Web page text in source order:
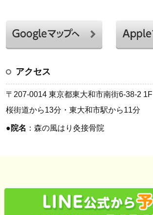
アクセス
〒207-0014 東京都東大和市南街6-38-2 1F
桜街道から13分・東大和市駅から11分
●院名 ：森の風はり灸接骨院